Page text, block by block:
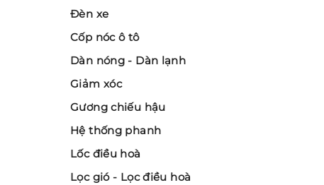
Đèn xe
Cốp nóc ô tô
Dàn nóng - Dàn lạnh
Giảm xóc
Gương chiếu hậu
Hệ thống phanh
Lốc điều hoà
Lọc gió - Lọc điều hoà